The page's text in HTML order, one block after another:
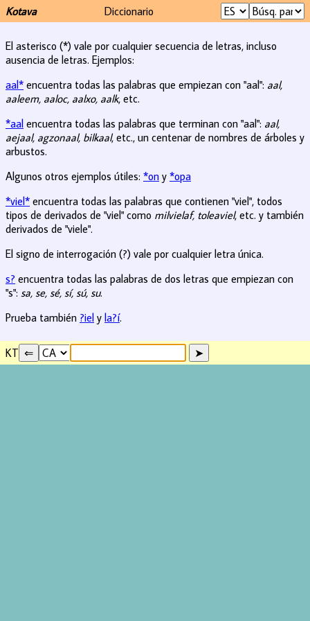
Kotava Diccionario
El asterisco (*) vale por cualquier secuencia de letras, incluso
ausencia de letras. Ejemplos:
aal* encuentra todas las palabras que empiezan con "aal": aal,
aaleem, aaloc, aalxo, aalk, etc.
*aal encuentra todas las palabras que terminan con "aal": aal,
aejaal, agzonaal, bilkaal, etc., un centenar de nombres de árboles y
arbustos.
Algunos otros ejemplos útiles: *on y *opa
*viel* encuentra todas las palabras que contienen "viel", todos
tipos de derivados de "viel" como milvielaf, toleaviel, etc. y también
derivados de "viele".
El signo de interrogación (?) vale por cualquier letra única.
s? encuentra todas las palabras de dos letras que empiezan con
"s": sa, se, sé, sí, sú, su.
Prueba también ?iel y la?í.
KT